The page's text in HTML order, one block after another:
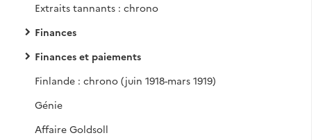
Extraits tannants : chrono
Finances
Finances et paiements
Finlande : chrono (juin 1918-mars 1919)
Génie
Affaire Goldsoll